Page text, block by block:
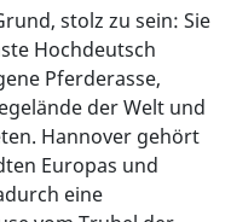
stolz zu sein: Sie
Hochdeutsch
Pferderasse,
der Welt und
Hannover gehört
Europas und
eine